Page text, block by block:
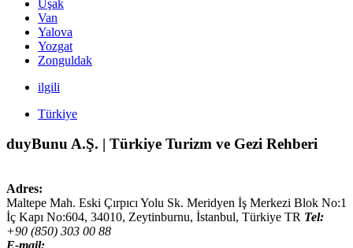
Uşak
Van
Yalova
Yozgat
Zonguldak
ilgili
Türkiye
duyBunu A.Ş. | Türkiye Turizm ve Gezi Rehberi
Adres:
Maltepe Mah. Eski Çırpıcı Yolu Sk. Meridyen İş Merkezi Blok No:1
İç Kapı No:604, 34010, Zeytinburnu, İstanbul, Türkiye TR Tel:
+90 (850) 303 00 88